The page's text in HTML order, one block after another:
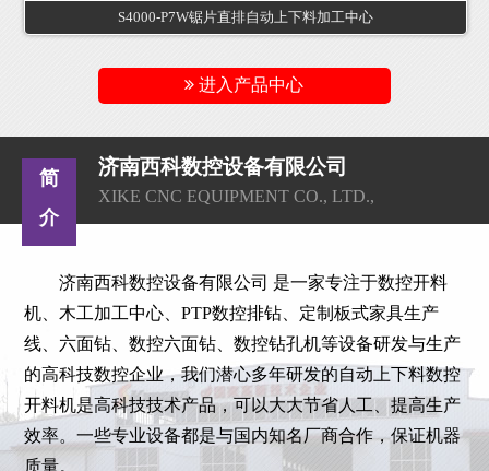
S4000-P7W锯片直排自动上下料加工中心
进入产品中心
简
介
济南西科数控设备有限公司
XIKE CNC EQUIPMENT CO., LTD.,
济南西科数控设备有限公司 是一家专注于数控开料
机、木工加工中心、PTP数控排钻、定制板式家具生产
线、六面钻、数控六面钻、数控钻孔机等设备研发与生产
的高科技数控企业，我们潜心多年研发的自动上下料数控
开料机是高科技技术产品，可以大大节省人工、提高生产
效率。一些专业设备都是与国内知名厂商合作，保证机器
质量。